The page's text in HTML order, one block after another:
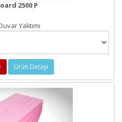
2500 P
Yalıtımı
Ürün Detayı